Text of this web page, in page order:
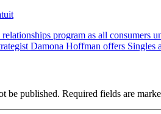
relationships program as all consumers
Damona Hoffman offers
be published. Required fields are